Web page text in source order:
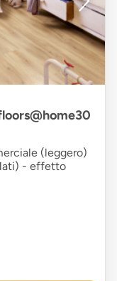
(leggero)
lati) - effetto